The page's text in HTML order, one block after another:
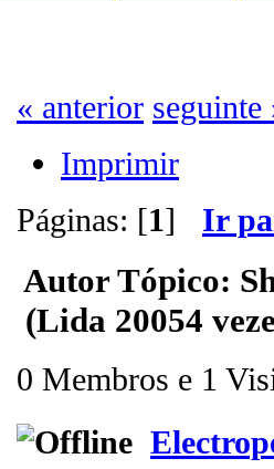
« anterior seguinte
Imprimir
Páginas: [1] Ir
AutorTópico:
(Lida 20054
0 Membros e 1